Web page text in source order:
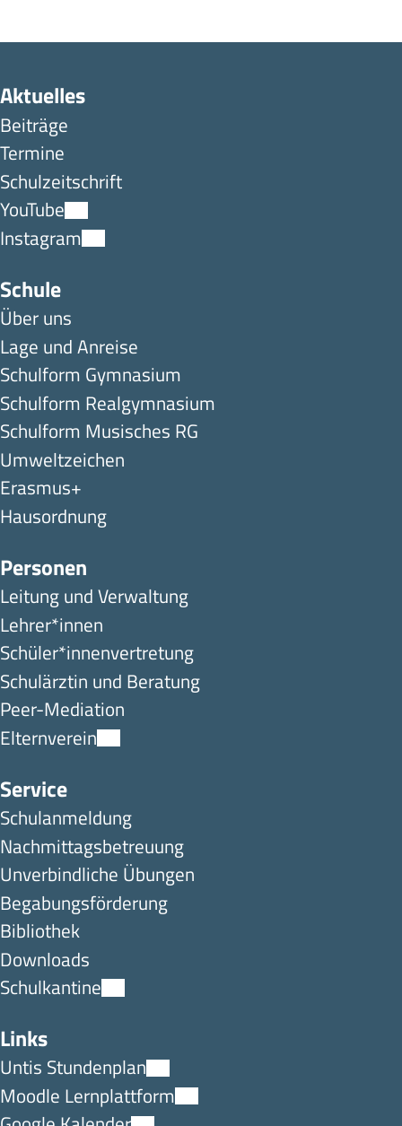
Aktuelles
Beiträge
Termine
Schulzeitschrift
YouTube
Instagram
Schule
Über uns
Lage und Anreise
Schulform Gymnasium
Schulform Realgymnasium
Schulform Musisches RG
Umweltzeichen
Erasmus+
Hausordnung
Personen
Leitung und Verwaltung
Lehrer*innen
Schüler*innen­ver­tretung
Schulärztin und Beratung
Peer-Mediation
Elternverein
Service
Schulanmeldung
Nachmittagsbetreuung
Unverbindliche Übungen
Begabungsförderung
Bibliothek
Downloads
Schulkantine
Links
Untis Stundenplan
Moodle Lernplattform